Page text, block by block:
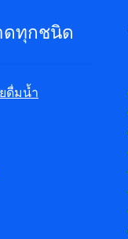
ดทุกชนิด
ดื่มน้ำ